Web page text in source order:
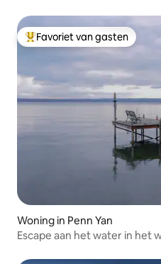
Topfavoriet van gasten
Favoriet van gasten
Woning in Penn Yan
Escape aan het water in het